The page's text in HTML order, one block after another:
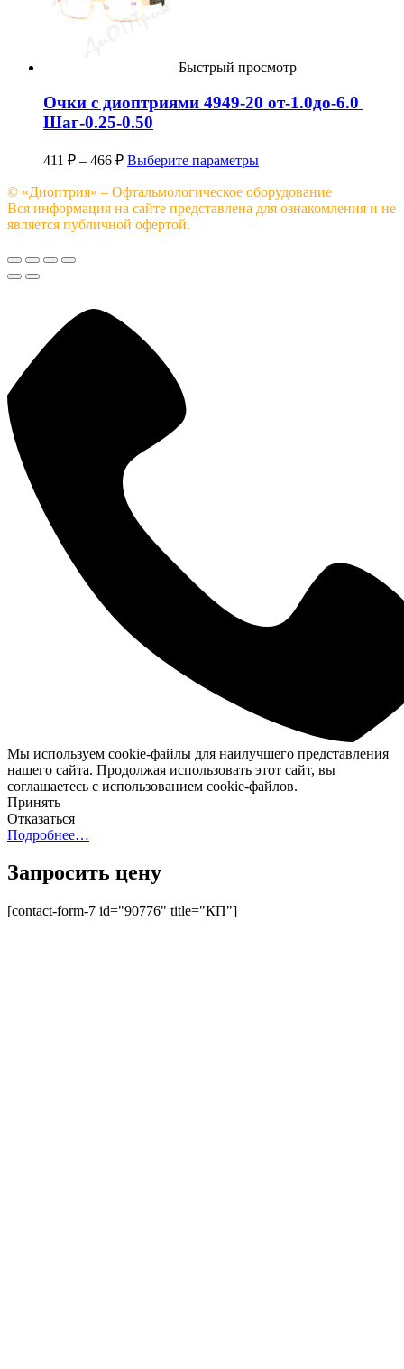
Быстрый просмотр
Очки с диоптриями 4949-20 от-1.0до-6.0
Шаг-0.25-0.50
411 ₽ – 466 ₽ Выберите параметры
© «Диоптрия» – Офтальмологическое оборудование
Вся информация на сайте представлена для ознакомления и не
является публичной офертой.
Мы используем cookie-файлы для наилучшего представления
нашего сайта. Продолжая использовать этот сайт, вы
соглашаетесь с использованием cookie-файлов.
Принять
Отказаться
Подробнее…
Запросить цену
[contact-form-7 id="90776" title="КП"]